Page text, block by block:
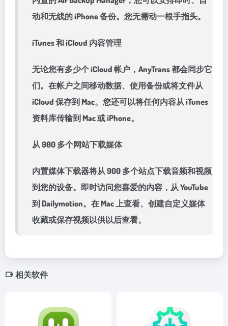
动和无线的 iPhone 备份。您无需动一根手指头。
iTunes 和 iCloud 内容管理
无论您有多少个 iCloud 帐户，AnyTrans 都会同步它
们。在帐户之间移动数据、使用备份或将文件从
iCloud 保存到 Mac。您还可以将任何内容从 iTunes
资料库传输到 Mac 或 iPhone。
从 900 多个网站下载媒体
内置媒体下载器将从 900 多个站点下载音频和视频
到您的设备。即时访问您喜爱的内容，从 YouTube
到 Dailymotion。在 Mac 上查看、创建自定义媒体
收藏或保存视频以供以后查看。
相关软件